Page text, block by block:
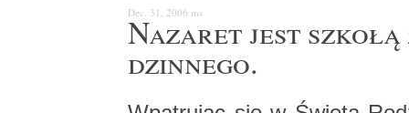
Dec. 31, 2006 ms
Na­za­ret jest
dzin­ne­go.